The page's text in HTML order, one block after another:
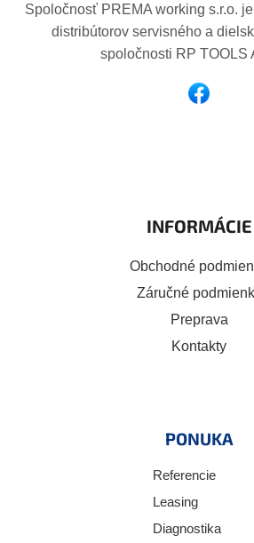
Spoločnosť PREMA working s.r.o.
distribútorov servisného a
spoločnosti RP TOOLS
INFORMÁCIE
Obchodné
Záručné
Preprava
Kontakty
PONUKA
Referencie
Leasing
Diagnostika